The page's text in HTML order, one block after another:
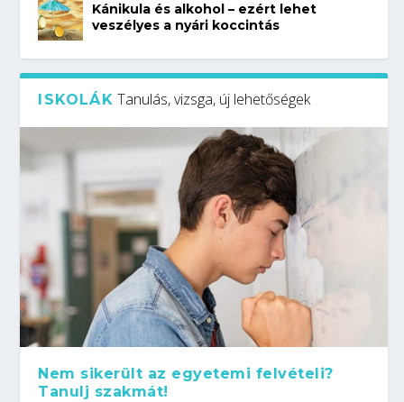
Kánikula és alkohol – ezért lehet
veszélyes a nyári koccintás
ISKOLÁK Tanulás, vizsga, új lehetőségek
Nem sikerült az egyetemi felvételi?
Tanulj szakmát!